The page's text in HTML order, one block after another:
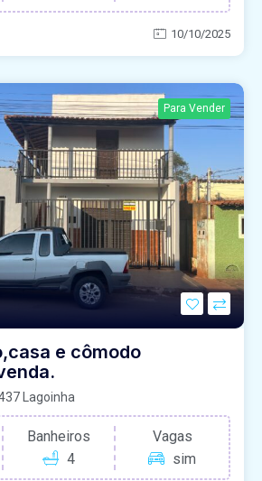
10/10/2025
Para Vender
e cômodo
Lagoinha
Banheiros
4
Vagas
sim